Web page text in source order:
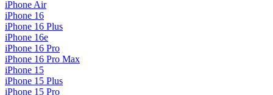
iPhone Air
iPhone 16
iPhone 16 Plus
iPhone 16e
iPhone 16 Pro
iPhone 16 Pro Max
iPhone 15
iPhone 15 Plus
iPhone 15 Pro